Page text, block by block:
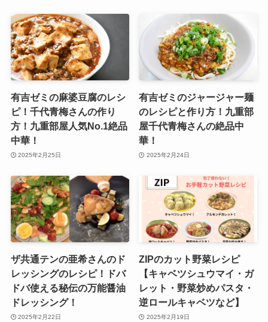
有吉ゼミの麻婆豆腐のレシ
ピ！千代青梅さんの作り
方！九重部屋人気No.1絶品
中華！
2025年2月25日
有吉ゼミのジャージャー麺
のレシピと作り方！九重部
屋千代青梅さんの絶品中
華！
2025年2月24日
ザ共通テンの亜希さんのド
レッシングのレシピ！ドバ
ドバ使える秘伝の万能醤油
ドレッシング！
2025年2月22日
ZIPのカット野菜レシピ
【キャベツシュウマイ・ガ
レット・野菜炒めパスタ・
逆ロールキャベツなど】
2025年2月19日